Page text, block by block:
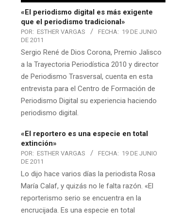
«El periodismo digital es más exigente
que el periodismo tradicional»
POR: ESTHER VARGAS FECHA: 19 DE JUNIO
DE 2011
Sergio René de Dios Corona, Premio Jalisco
a la Trayectoria Periodística 2010 y director
de Periodismo Trasversal, cuenta en esta
entrevista para el Centro de Formación de
Periodismo Digital su experiencia haciendo
periodismo digital.
«El reportero es una especie en total
extinción»
POR: ESTHER VARGAS FECHA: 19 DE JUNIO
DE 2011
Lo dijo hace varios días la periodista Rosa
María Calaf, y quizás no le falta razón. «El
reporterismo serio se encuentra en la
encrucijada. Es una especie en total